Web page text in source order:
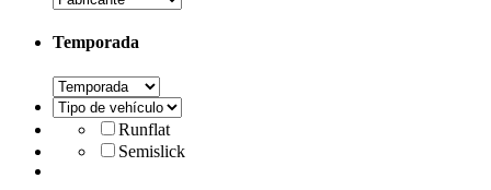
Temporada
Runflat
Semislick